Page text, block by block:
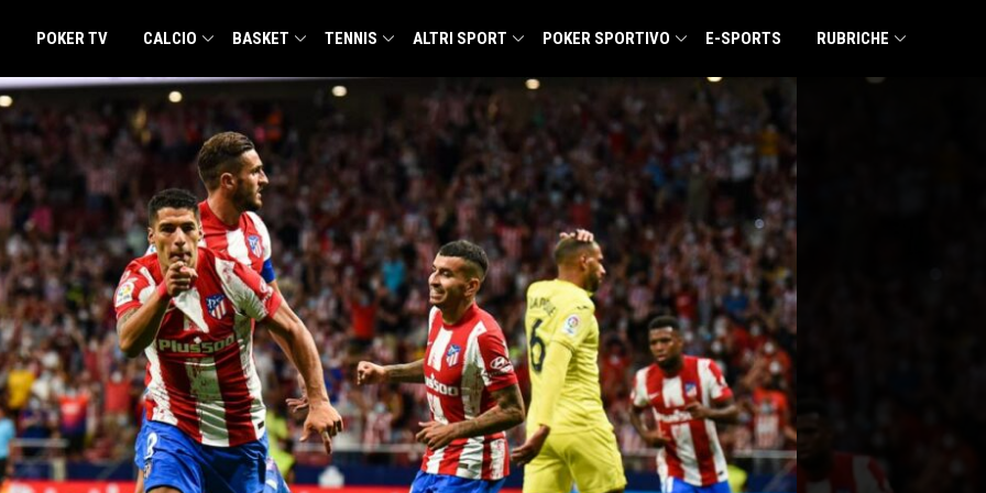
POKER TV CALCIO BASKET TENNIS ALTRI SPORT POKER SPORTIVO E-SPORTS RUBRICHE